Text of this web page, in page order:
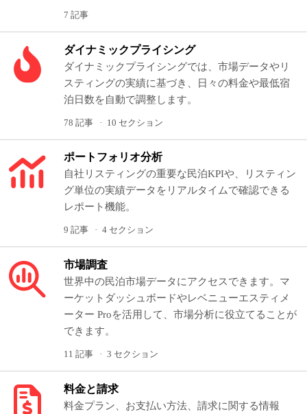
7 記事
ダイナミックプライシング
ダイナミックプライシングでは、市場データやリ
スティングの実績に基づき、日々の料金や最低宿
泊日数を自動で調整します。
78 記事 10 セクション
ポートフォリオ分析
自社リスティングの重要な民泊KPIや、リスティン
グ単位の実績データをリアルタイムで確認できる
レポート機能。
9 記事 4 セクション
市場調査
世界中の民泊市場データにアクセスできます。マ
ーケットダッシュボードやレベニューエスティメ
ーター Proを活用して、市場分析に役立てることが
できます。
11 記事 3 セクション
料金と請求
料金プラン、お支払い方法、請求に関する情報